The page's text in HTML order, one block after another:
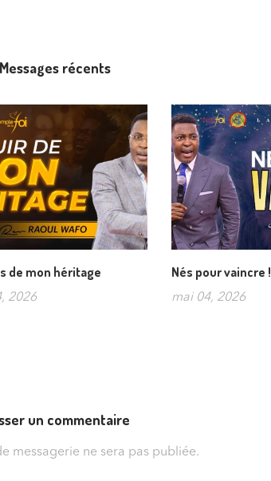
Messages récents
de mon héritage
2026
Nés pour vaincre !
mai 04, 2026
un commentaire
messagerie ne sera pas publiée.